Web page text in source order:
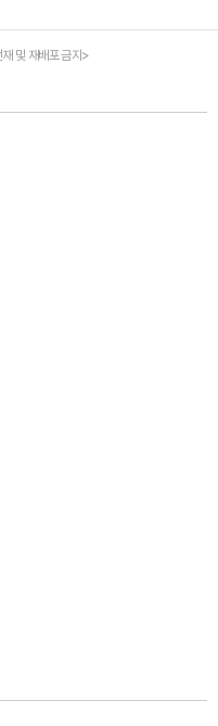
및 재배포 금지>